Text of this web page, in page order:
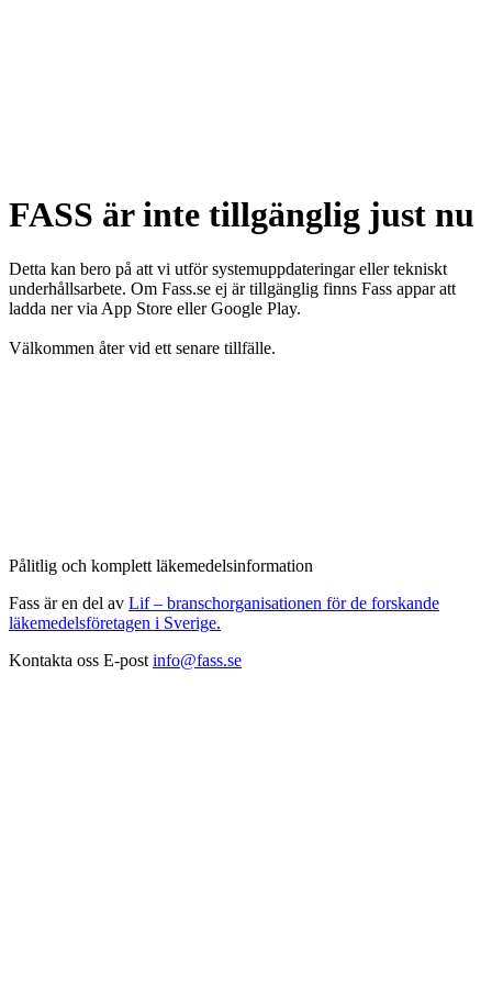
FASS är inte tillgänglig just nu
Detta kan bero på att vi utför systemuppdateringar eller tekniskt
underhållsarbete. Om Fass.se ej är tillgänglig finns Fass appar att
ladda ner via App Store eller Google Play.
Välkommen åter vid ett senare tillfälle.
Pålitlig och komplett läkemedelsinformation
Fass är en del av Lif – branschorganisationen för de forskande
läkemedelsföretagen i Sverige.
Kontakta oss E-post info@fass.se